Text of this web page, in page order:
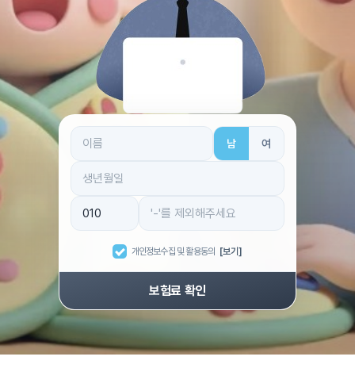
남 여
개인정보수집 및 활용동의 [보기]
보험료 확인